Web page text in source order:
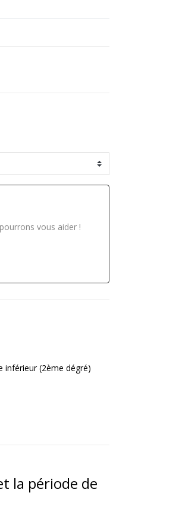
vous aider !
inférieur (2ème dégré)
la période de